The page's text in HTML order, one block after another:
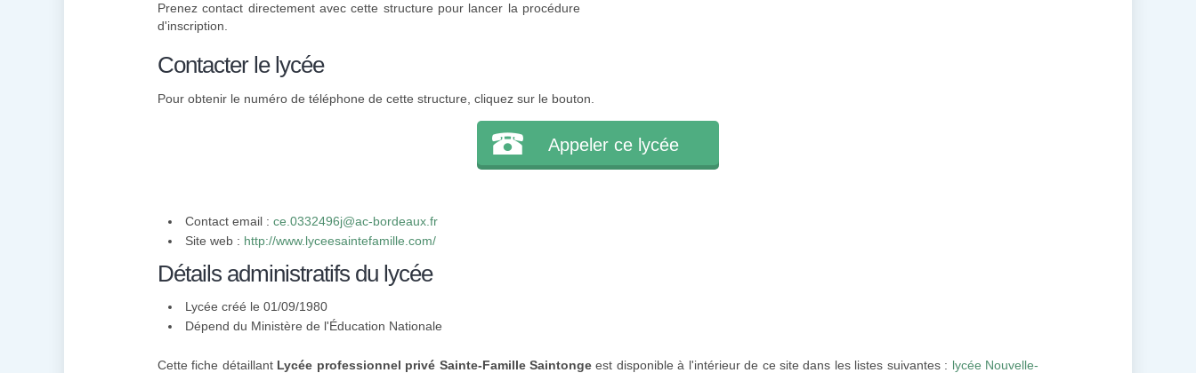
Prenez contact directement avec cette structure pour lancer la procédure
d'inscription.
Contacter le lycée
Pour obtenir le numéro de téléphone de cette structure, cliquez sur le bouton.
Appeler ce lycée
Contact email : ce.0332496j@ac-bordeaux.fr
Site web : http://www.lyceesaintefamille.com/
Détails administratifs du lycée
Lycée créé le 01/09/1980
Dépend du Ministère de l'Éducation Nationale
Cette fiche détaillant Lycée professionnel privé Sainte-Famille Saintonge est disponible à l'intérieur de ce site dans les listes suivantes : lycée Nouvelle-